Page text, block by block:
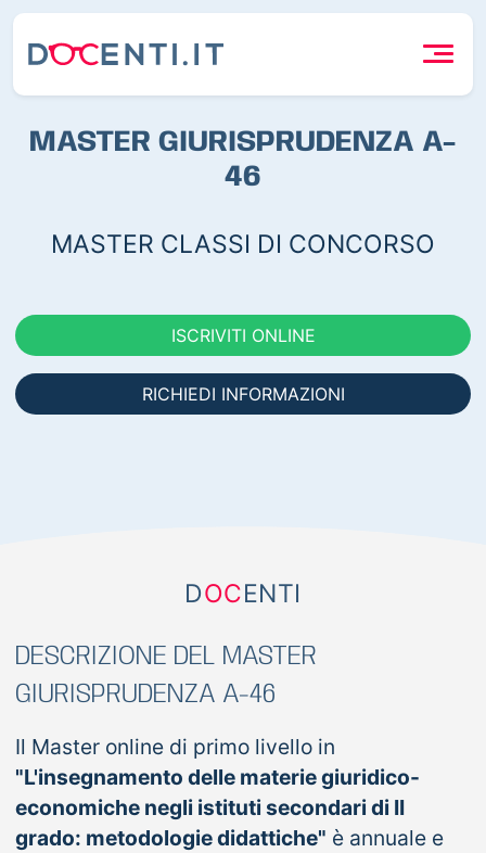
MASTER GIURISPRUDENZA A-
46
MASTER CLASSI DI CONCORSO
ISCRIVITI ONLINE
RICHIEDI INFORMAZIONI
DOCENTI
DESCRIZIONE DEL MASTER
GIURISPRUDENZA A-46
Il Master online di primo livello in
"L'insegnamento delle materie giuridico-
economiche negli istituti secondari di II
grado: metodologie didattiche" è annuale e